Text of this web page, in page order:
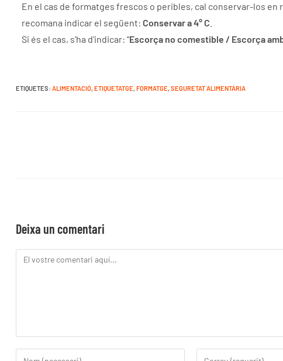
En el cas de formatges frescos o peribles, cal conservar-los
recomana indicar el següent: Conservar a 4° C
Si és el cas, s’ha d’indicar: “Escorça no comestible / Escorça
ETIQUETES: ALIMENTACIÓ, ETIQUETATGE, FORMATGE, SEGURETAT ALIMENTÀRIA
Deixa un comentari